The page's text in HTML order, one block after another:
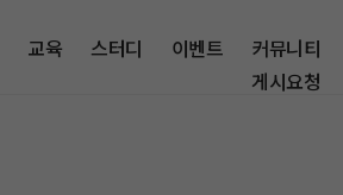
교육 스터디 이벤트
커뮤니티
게시요청